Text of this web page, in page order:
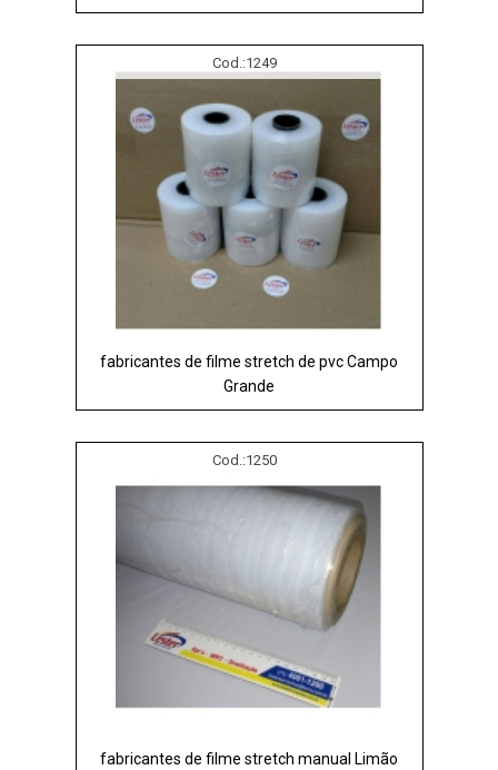
Cod.:1249
fabricantes de filme stretch de pvc Campo
Grande
Cod.:1250
fabricantes de filme stretch manual Limão